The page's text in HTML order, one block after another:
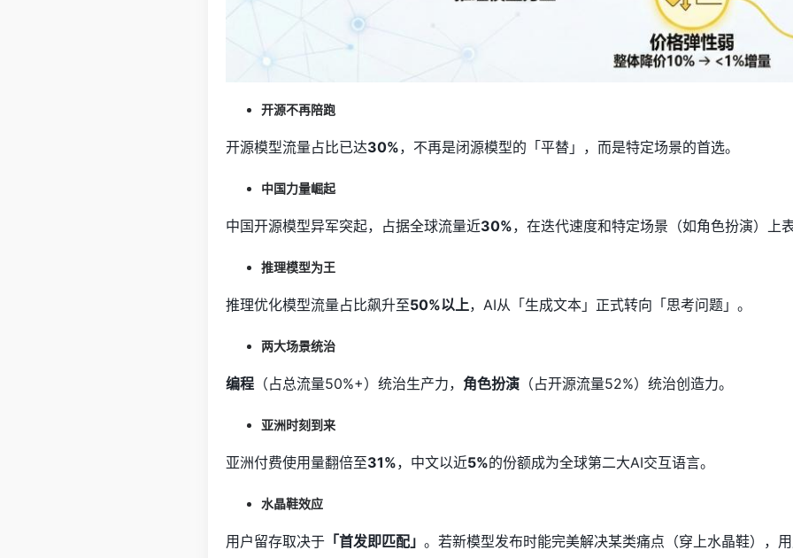
开源不再陪跑
开源模型流量占比已达30%，不再是闭源模型的「平替」，而是特定场景的首选。
中国力量崛起
中国开源模型异军突起，占据全球流量近30%，在迭代速度和特定场景（如角色扮演）上
推理模型为王
推理优化模型流量占比飙升至50%以上，AI从「生成文本」正式转向「思考问题」。
两大场景统治
编程 （占总流量50%+）统治生产力， 角色扮演 （占开源流量52%）统治创造力。
亚洲时刻到来
亚洲付费使用量翻倍至31%，中文以近5%的份额成为全球第二大AI交互语言。
水晶鞋效应
用户留存取决于 「首发即匹配」 。若新模型发布时能完美解决某类痛点（穿上水晶鞋），